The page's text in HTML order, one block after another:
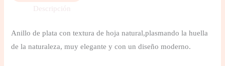
Descripción
Anillo de plata con textura de hoja natural,plasmando la huella
de la naturaleza, muy elegante y con un diseño moderno.